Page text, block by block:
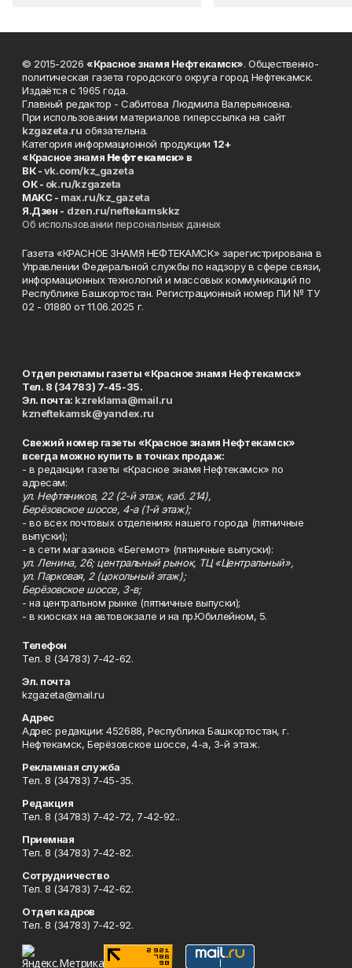
© 2015-2026 «Красное знамя Нефтекамск». Общественно-
политическая газета городского округа город Нефтекамск.
Издаётся с 1965 года.
Главный редактор - Сабитова Людмила Валерьяновна.
При использовании материалов гиперссылка на сайт
kzgazeta.ru обязательна.
Категория информационной продукции 12+
«Красное знамя Нефтекамск» в
ВК -vk.com/kz_gazeta
ОК - ok.ru/kzgazeta
MAKC - max.ru/kz_gazeta
Я.Дзен - dzen.ru/neftekamskkz
Об использовании персональных данных
Газета «КРАСНОЕ ЗНАМЯ НЕФТЕКАМСК» зарегистрирована в
Управлении Федеральной службы по надзору в сфере связи,
информационных технологий и массовых коммуникаций по
Республике Башкортостан. Регистрационный номер ПИ № ТУ
02 - 01880 от 11.06.2025 г.
Отдел рекламы газеты «Красное знамя Нефтекамск»
Тел. 8 (34783) 7-45-35.
Эл. почта: kzreklama@mail.ru
kzneftekamsk@yandex.ru
Свежий номер газеты «Красное знамя Нефтекамск»
всегда можно купить в точках продаж:
- в редакции газеты «Красное знамя Нефтекамск» по
адресам:
ул. Нефтяников, 22 (2-й этаж, каб. 214),
Берёзовское шоссе, 4-а (1-й этаж);
- во всех почтовых отделениях нашего города (пятничные
выпуски);
- в сети магазинов «Бегемот» (пятничные выпуски):
ул. Ленина, 26; центральный рынок, ТЦ «Центральный»,
ул. Парковая, 2 (цокольный этаж);
Берёзовское шоссе, 3-в;
- на центральном рынке (пятничные выпуски);
- в киосках на автовокзале и на пр.Юбилейном, 5.
Телефон
Тел. 8 (34783) 7-42-62.
Эл. почта
kzgazeta@mail.ru
Адрес
Адрес редакции: 452688, Республика Башкортостан, г.
Нефтекамск, Берёзовское шоссе, 4-а, 3-й этаж.
Рекламная служба
Тел. 8 (34783) 7-45-35.
Редакция
Тел. 8 (34783) 7-42-72, 7-42-92..
Приемная
Тел. 8 (34783) 7-42-82.
Сотрудничество
Тел. 8 (34783) 7-42-62.
Отдел кадров
Тел. 8 (34783) 7-42-92.